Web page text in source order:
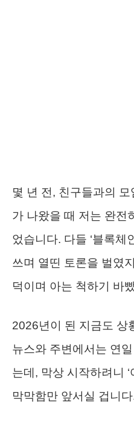
몇 년 전, 친구들과의 모
가 나왔을 때 저는 완전
었습니다. 다들 ‘블록체
쓰며 열띤 토론을 벌였
덕이며 아는 척하기 바
2026년이 된 지금도 상
뉴스와 주변에서는 연
는데, 막상 시작하려니
막막함만 앞서실 겁니